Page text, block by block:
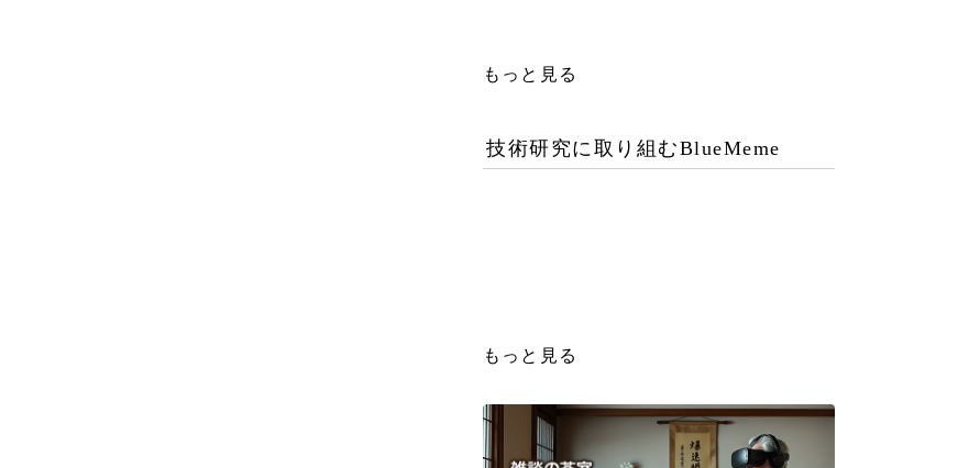
もっと見る
技術研究に取り組むBlueMeme
もっと見る